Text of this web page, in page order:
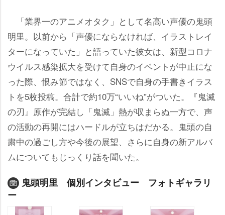
「業界一のアニメオタク」として名高い声優の鬼頭
明里。以前から「声優にならなければ、イラストレイ
ターになっていた」と語っていた彼女は、新型コロナ
ウイルス感染拡大を受けて自身のイベントが中止にな
った際、恨み節ではなく、SNSで自身の手書きイラス
トを5枚投稿。合計で約10万“いいね”がついた。『鬼滅
の刃』原作が完結し「鬼滅」熱が収まらぬ一方で、声
の活動の再開にはハードルが立ちはだかる。鬼頭の自
粛中の過ごし方や今後の展望、さらに自身の新アルバ
ムについてもじっくり話を聞いた。
鬼頭明里 個別インタビュー フォトギャラリ
ー